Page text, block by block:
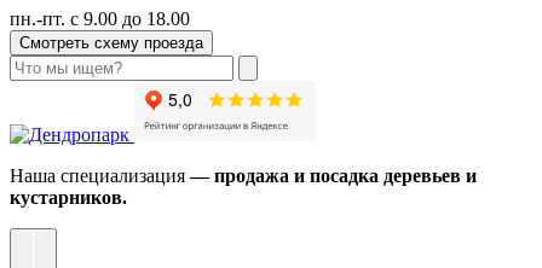
пн.-пт. с 9.00 до 18.00
Смотреть схему проезда
Наша специализация— продажа и посадка деревьев и
кустарников.